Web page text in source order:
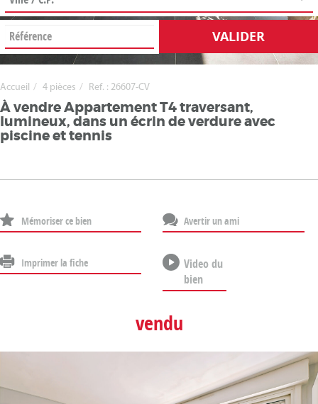
VALIDER
Accueil 4 pièces Ref. : 26607-CV
À vendre Appartement T4 traversant,
lumineux, dans un écrin de verdure avec
piscine et tennis
Mémoriser ce bien Avertir un ami
Imprimer la fiche
Video du
bien
vendu